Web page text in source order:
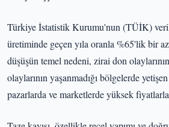
Türkiye İstatistik Kurumu'nun (TÜİK)
üretiminde geçen yıla oranla %65'lik bir
düşüşün temel nedeni, zirai don
olaylarının yaşanmadığı bölgelerde
pazarlarda ve marketlerde yüksek fiyatlarla